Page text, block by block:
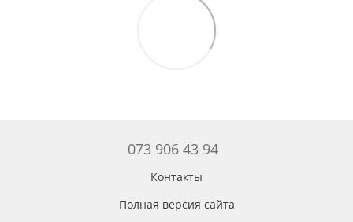
073 906 43 94
Контакты
Полная версия сайта